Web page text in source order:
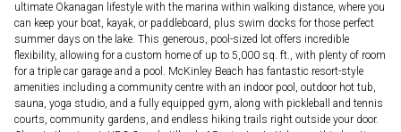
ultimate Okanagan lifestyle with the marina within walking distance, where you
can keep your boat, kayak, or paddleboard, plus swim docks for those perfect
summer days on the lake. This generous, pool-sized lot offers incredible
flexibility, allowing for a custom home of up to 5,000 sq. ft., with plenty of room
for a triple car garage and a pool. McKinley Beach has fantastic resort-style
amenities including a community centre with an indoor pool, outdoor hot tub,
sauna, yoga studio, and a fully equipped gym, along with pickleball and tennis
courts, community gardens, and endless hiking trails right outside your door.